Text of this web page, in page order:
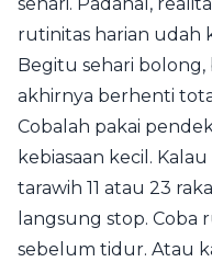
rutinitas harian udah
Begitu sehari bolong,
akhirnya berhenti
Cobalah pakai
kebiasaan kecil.
tarawih 11 atau 23
langsung stop. Coba
sebelum tidur. Atau